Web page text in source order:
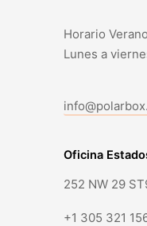
Horario
Lunes a
Oficina
252 NW 29
+1 305 321